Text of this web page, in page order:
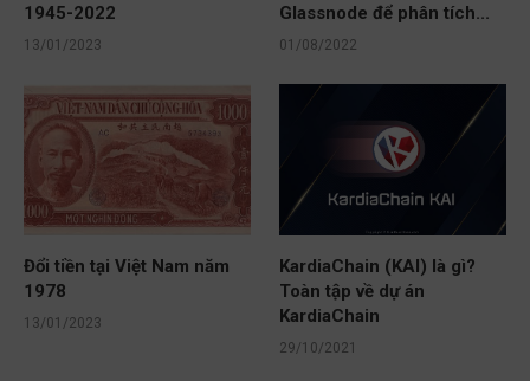
1945-2022
13/01/2023
Glassnode để phân tích...
01/08/2022
Đổi tiền tại Việt Nam năm
1978
13/01/2023
KardiaChain (KAI) là gì?
Toàn tập về dự án
KardiaChain
29/10/2021